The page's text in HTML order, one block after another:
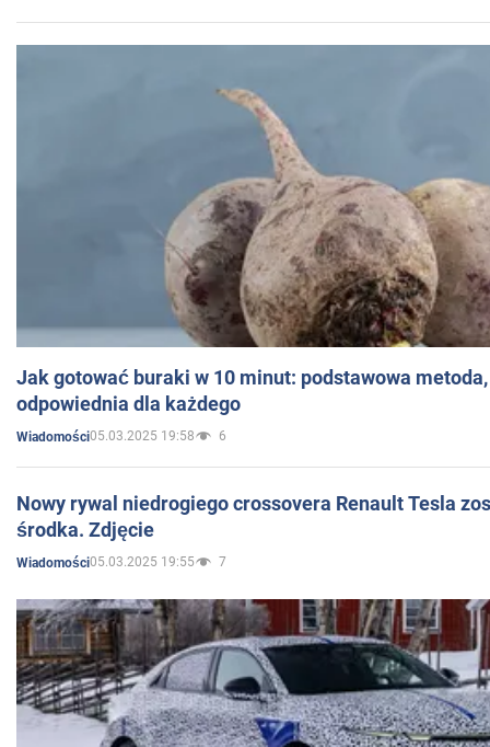
Jak gotować buraki w 10 minut: podstawowa
odpowiednia dla każdego
Wiadomości05.03.2025 19:58 6
Nowy rywal niedrogiego crossovera Renault Tesla
środka. Zdjęcie
Wiadomości05.03.2025 19:55 7